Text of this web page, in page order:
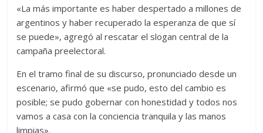
«La más importante es haber despertado a millones de
argentinos y haber recuperado la esperanza de que sí
se puede», agregó al rescatar el slogan central de la
campaña preelectoral.
En el tramo final de su discurso, pronunciado desde un
escenario, afirmó que «se pudo, esto del cambio es
posible; se pudo gobernar con honestidad y todos nos
vamos a casa con la conciencia tranquila y las manos
limpias».